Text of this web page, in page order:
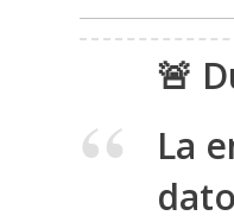
s
d
r
🚨
La